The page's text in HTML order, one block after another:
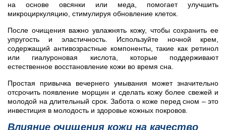
на основе овсянки или меда, помогает улучшить
микроциркуляцию, стимулируя обновление клеток.
После очищения важно увлажнять кожу, чтобы сохранить ее
упругость и эластичность. Используйте ночной крем,
содержащий антивозрастные компоненты, такие как ретинол
или гиалуроновая кислота, которые поддерживают
естественное восстановление кожи во время сна.
Простая привычка вечернего умывания может значительно
отсрочить появление морщин и сделать кожу более свежей и
молодой на длительный срок. Забота о коже перед сном – это
инвестиция в молодость и здоровье кожных покровов.
Влияние очищения кожи на качество